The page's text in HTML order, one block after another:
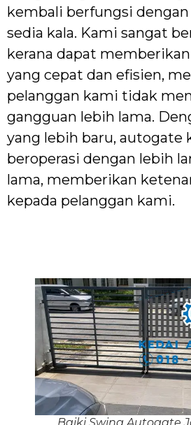
kembali berfungsi
sedia kala. Kami sangat
kerana dapat
yang cepat dan efisien,
pelanggan kami tidak
gangguan lebih lama.
yang lebih baru, autogate
beroperasi dengan lebih
lama, memberikan
kepada pelanggan kami.